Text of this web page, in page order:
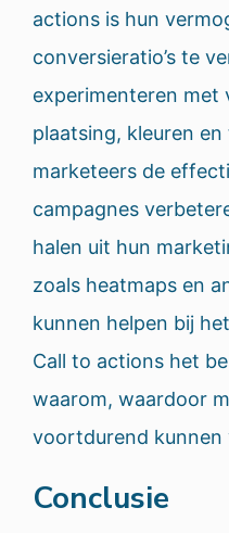
actions is hun
conversieratio’s te
experimenteren met
plaatsing, kleuren
marketeers de
campagnes
halen uit hun
zoals heatmaps en
kunnen helpen bij
Call to actions het
waarom, waardoor
voortdurend kunnen
Conclusie